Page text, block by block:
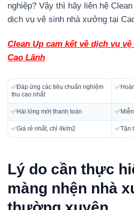
nghiệp? Vậy thì hãy liên hệ
dịch vụ vệ sinh nhà xưởng tại
Clean Up cam kết về dịch vụ
Cao Lãnh
✅Đáp ứng các tiêu chuẩn nghiệm
thu cao nhất
✅Hài lòng mới thanh toán
✅Giá rẻ nhất, chỉ 4k/m2 ✅Tận
Lý do cần thực
màng nhện nhà